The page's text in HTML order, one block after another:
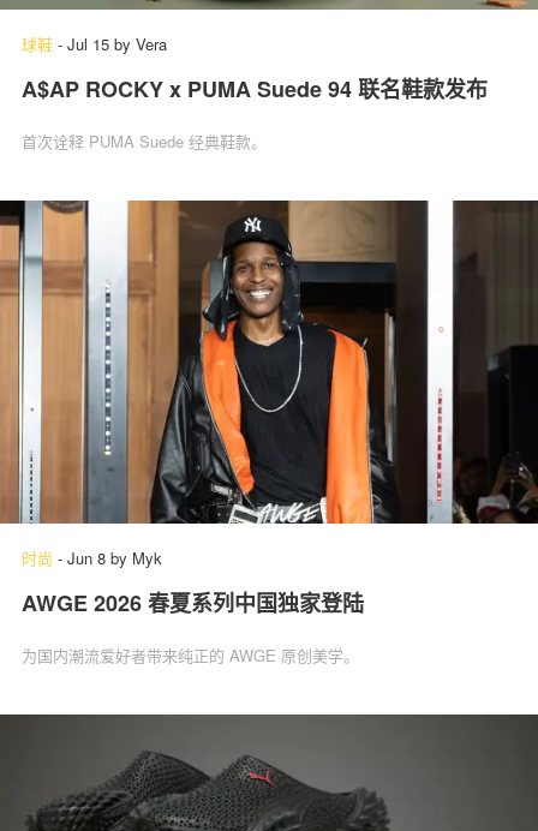
球鞋 - Jul 15 by Vera
A$AP ROCKY x PUMA Suede 94 联名鞋款发布
首次诠释 PUMA Suede 经典鞋款。
时尚 - Jun 8 by Myk
AWGE 2026 春夏系列中国独家登陆
为国内潮流爱好者带来纯正的 AWGE 原创美学。